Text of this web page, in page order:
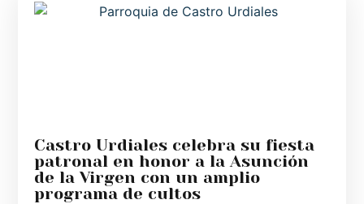
Castro Urdiales celebra su fiesta
patronal en honor a la Asunción
de la Virgen con un amplio
programa de cultos